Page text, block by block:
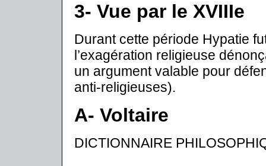
3- Vue par le XVIIIe
Durant cette période Hypatie
l’exagération religieuse
un argument valable pour
anti-religieuses).
A- Voltaire
DICTIONNAIRE